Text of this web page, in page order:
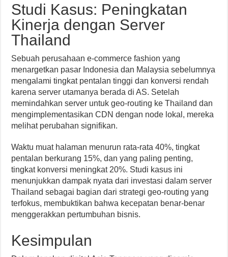
Studi Kasus: Peningkatan
Kinerja dengan Server
Thailand
Sebuah perusahaan e-commerce fashion yang
menargetkan pasar Indonesia dan Malaysia sebelumnya
mengalami tingkat pentalan tinggi dan konversi rendah
karena server utamanya berada di AS. Setelah
memindahkan server untuk geo-routing ke Thailand dan
mengimplementasikan CDN dengan node lokal, mereka
melihat perubahan signifikan.
Waktu muat halaman menurun rata-rata 40%, tingkat
pentalan berkurang 15%, dan yang paling penting,
tingkat konversi meningkat 20%. Studi kasus ini
menunjukkan dampak nyata dari investasi dalam server
Thailand sebagai bagian dari strategi geo-routing yang
terfokus, membuktikan bahwa kecepatan benar-benar
menggerakkan pertumbuhan bisnis.
Kesimpulan